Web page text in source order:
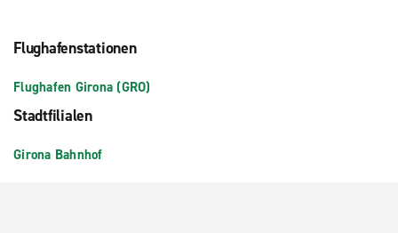
Flughafenstationen
Flughafen Girona (GRO)
Stadtfilialen
Girona Bahnhof